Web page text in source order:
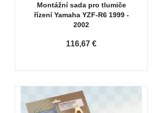
Montážní sada pro tlumiče
řízení Yamaha YZF-R6 1999 -
2002
116,67 €